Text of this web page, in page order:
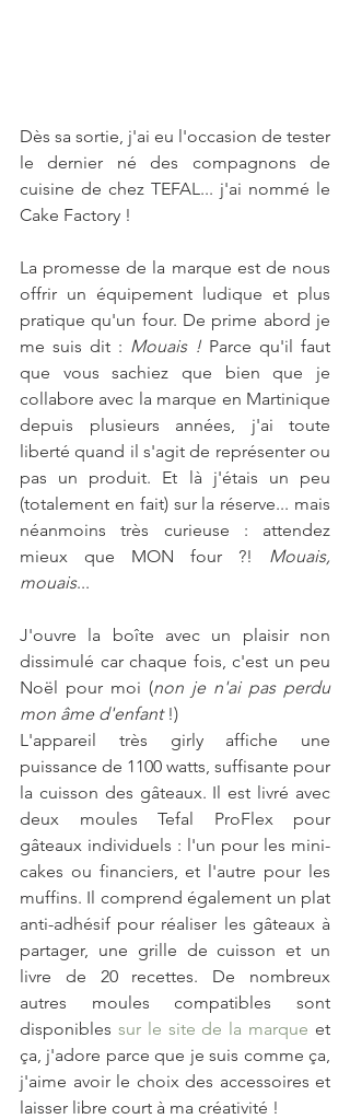
Dès sa sortie, j'ai eu l'occasion de tester
le dernier né des compagnons de
cuisine de chez TEFAL... j'ai nommé le
Cake Factory !
La promesse de la marque est de nous
offrir un équipement ludique et plus
pratique qu'un four. De prime abord je
me suis dit : Mouais ! Parce qu'il faut
que vous sachiez que bien que je
collabore avec la marque en Martinique
depuis plusieurs années, j'ai toute
liberté quand il s'agit de représenter ou
pas un produit. Et là j'étais un peu
(totalement en fait) sur la réserve... mais
néanmoins très curieuse : attendez
mieux que MON four ?! Mouais,
mouais...
J'ouvre la boîte avec un plaisir non
dissimulé car chaque fois, c'est un peu
Noël pour moi (non je n'ai pas perdu
mon âme d'enfant !)
L'appareil très girly affiche une
puissance de 1100 watts, suffisante pour
la cuisson des gâteaux. Il est livré avec
deux moules Tefal ProFlex pour
gâteaux individuels : l'un pour les mini-
cakes ou financiers, et l'autre pour les
muffins. Il comprend également un plat
anti-adhésif pour réaliser les gâteaux à
partager, une grille de cuisson et un
livre de 20 recettes. De nombreux
autres moules compatibles sont
disponibles sur le site de la marque et
ça, j'adore parce que je suis comme ça,
j'aime avoir le choix des accessoires et
laisser libre court à ma créativité !